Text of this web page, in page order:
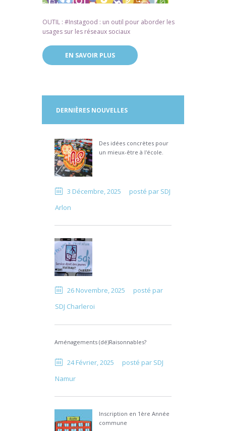
OUTIL : #Instagood : un outil pour aborder les
usages sur les réseaux sociaux
EN SAVOIR PLUS
DERNIÈRES NOUVELLES
Des idées concrètes pour
un mieux-être à l'école.
3 Décembre, 2025 posté par SDJ
Arlon
26 Novembre, 2025
posté par
SDJ Charleroi
Aménagements (dé)Raisonnables?
24 Février, 2025 posté par SDJ
Namur
Inscription en 1ère Année
commune